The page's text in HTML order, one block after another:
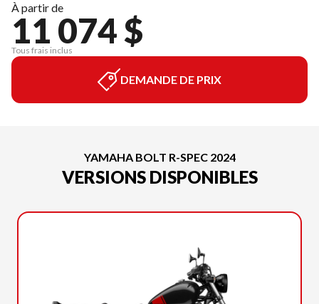
À partir de
11 074 $
Tous frais inclus
DEMANDE DE PRIX
YAMAHA BOLT R-SPEC 2024
VERSIONS DISPONIBLES